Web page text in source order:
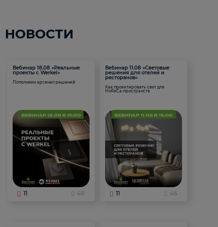
НОВОСТИ
Вебинар 18.08 «Реальные
проекты с Werkel»
Пополняем арсенал решений
11 48
Вебинар 11.08 «Световые
решения для отелей и
ресторанов»
Как проектировать свет для
HoReCa-пространств
11 46